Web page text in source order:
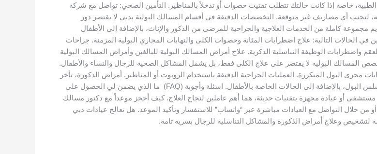
خاصة إذا كانت حالتك تتطلب تفتيت حصوات أو تدخلاً بالمناظير. التأمين الصحي: تواصل مع شركة
لتجنب أي مصاريف غير متوقعة. التخصصات الدقيقة في أقسام المسالك البولية بدبي لا يقتصر دور
كاملة من الخدمات العلاجية والجراحية للمرضى من الذكور والإناث، بالإضافة إلى الأطفال
التالية: علاج اضطرابات المثانة وحصوات الكلى والتهابات المجاري البولية المزمنة. جراحات
واضطرابات الوظيفة التناسلية الذكرية. علاج أمراض المسالك البولية للبالغين وأمراض المسالك البولية
المسالك البولية لا يقتصر على علاج الكلى فقط، بل يشمل المشاكل الصحية للرجال والنساء والأطفال.
مجرى البول المتكررة. العمليات الجراحية الدقيقة باستخدام الروبوت أو المناظير. أمراض الذكورة، تأخر
الإنجاب، والمشاكل التناسلية للرجال. مشاكل المسالك البولية النسائية كسلس البول، بالإضافة إلى الحالات الخاصة بالأطفال. اسئلة وأجوبة (FAQ) ما الذي يضمن لي الحصول على
أو عيادة مجهزة بتقنيات حديثة، هما أهم عاملين لنجاح العلاج. كيف أحجز موعداً مع دكتور مسالك
من خلال التواصل مع العيادات مباشرة عبر “واتساب” للاستفسار وتأكيد الموعد. هل تعالج عيادات دبي
وعلاج أمراض الذكورة والمشاكل التناسلية للرجال بسرية تامة.